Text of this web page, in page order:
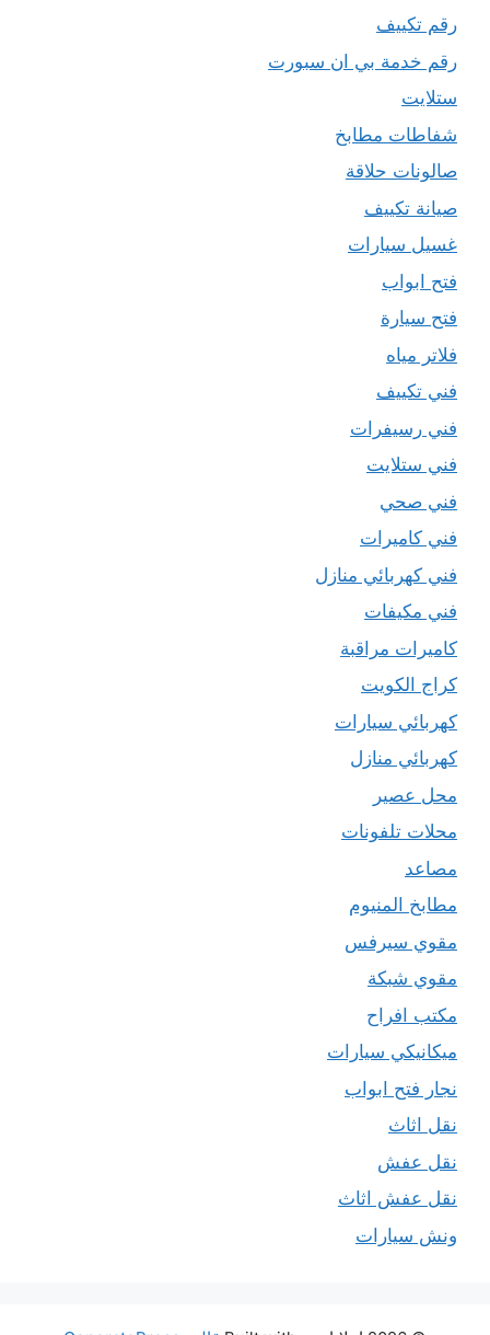
رقم تكييف
رقم خدمة بي ان سبورت
ستلايت
شفاطات مطابخ
صالونات حلاقة
صيانة تكييف
غسيل سيارات
فتح ابواب
فتح سيارة
فلاتر مياه
فني تكييف
فني رسيفرات
فني ستلايت
فني صحي
فني كاميرات
فني كهربائي منازل
فني مكيفات
كاميرات مراقبة
كراج الكويت
كهربائي سيارات
كهربائي منازل
محل عصير
محلات تلفونات
مصاعد
مطابخ المنيوم
مقوي سيرفس
مقوي شبكة
مكتب افراح
ميكانيكي سيارات
نجار فتح ابواب
نقل اثاث
نقل عفش
نقل عفش اثاث
ونش سيارات